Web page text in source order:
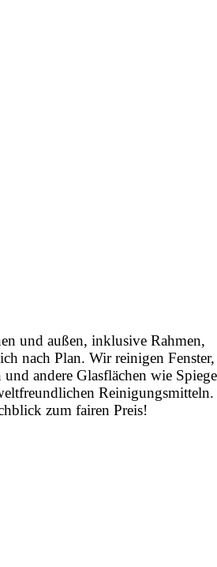
und außen, inklusive Rahmen,
nach Plan. Wir reinigen Fenster,
und andere Glasflächen wie
Reinigungsmitteln.
zum fairen Preis!